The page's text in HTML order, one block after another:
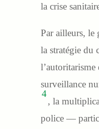
la crise
Par ailleurs, le
la stratégie du
l’autoritarisme
surveillance
4
, la
police —